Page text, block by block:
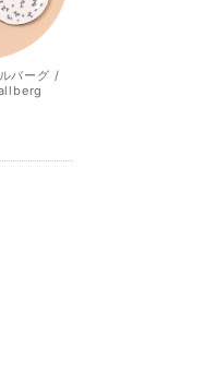
バーグ /